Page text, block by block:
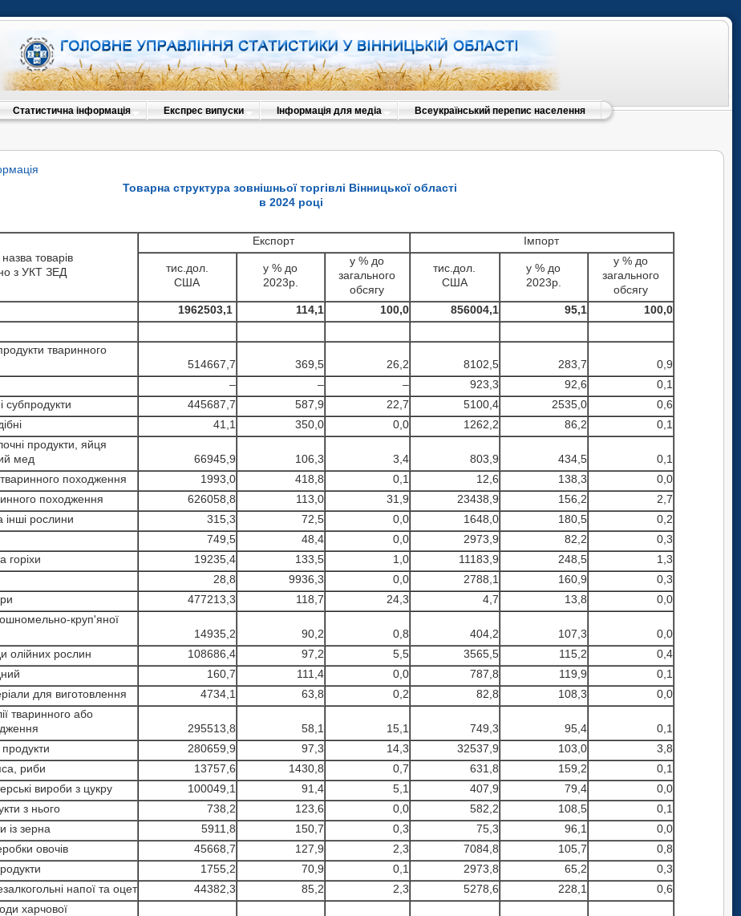
Статистична інформація Експрес випуски Інформація для медіа Всеукраїнський перепис населення
Товарна структура зовнішньої торгівлі Вінницької області
в 2024 році
назва товарів
з УКТ ЗЕД
Експорт Імпорт
тис.дол.
США
у % до
2023р.
у % до
загального
обсягу
тис.дол.
США
у % до
2023р.
у % до
загального
обсягу
1962503,1 114,1 100,0 856004,1 95,1
100,0
тваринного
514667,7 369,5 26,2 8102,5 283,7
0,9
– – – 923,3 92,6
0,1
субпродукти
445687,7 587,9 22,7 5100,4 2535,0
0,6
41,1 350,0 0,0 1262,2 86,2
0,1
продукти, яйця
мед
66945,9 106,3 3,4 803,9 434,5
0,1
походження
1993,0 418,8 0,1 12,6 138,3
0,0
походження
626058,8 113,0 31,9 23438,9 156,2
2,7
інші рослини
315,3 72,5 0,0 1648,0 180,5
0,2
749,5 48,4 0,0 2973,9 82,2
0,3
горіхи
19235,4 133,5 1,0 11183,9 248,5
1,3
28,8 9936,3 0,0 2788,1 160,9
0,3
477213,3 118,7 24,3 4,7 13,8
0,0
круп'яної
14935,2 90,2 0,8 404,2 107,3
0,0
олійних рослин
108686,4 97,2 5,5 3565,5 115,2
0,4
160,7 111,4 0,0 787,8 119,9
0,1
для виготовлення
4734,1 63,8 0,2 82,8 108,3
0,0
тваринного або
295513,8 58,1 15,1 749,3 95,4
0,1
продукти
280659,9 97,3 14,3 32537,9 103,0
3,8
риби
13757,6 1430,8 0,7 631,8 159,2
0,1
вироби з цукру
100049,1 91,4 5,1 407,9 79,4
0,0
з нього
738,2 123,6 0,0 582,2 108,5
0,1
із зерна
5911,8 150,7 0,3 75,3 96,1
0,0
овочів
45668,7 127,9 2,3 7084,8 105,7
0,8
1755,2 70,9 0,1 2973,8 65,2
0,3
напої та оцет
44382,3 85,2 2,3 5278,6 228,1
0,6
харчової